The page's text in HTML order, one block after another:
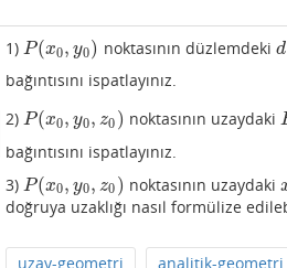
1) P(x0, y0)
P(x0,y0 ) noktasının düzlemdeki d
d:
bağıntısını ispatlayınız.
2) P(x0, y0, z0 )
P(x0,y0 ,z0) noktasının uzaydaki
bağıntısını ispatlayınız.
3) P(x0, y0, z0 )
P(x0,y0 ,z0) noktasının uzaydaki x
doğruya uzaklığı nasıl formülize
uzay-geometri analitik-geometri